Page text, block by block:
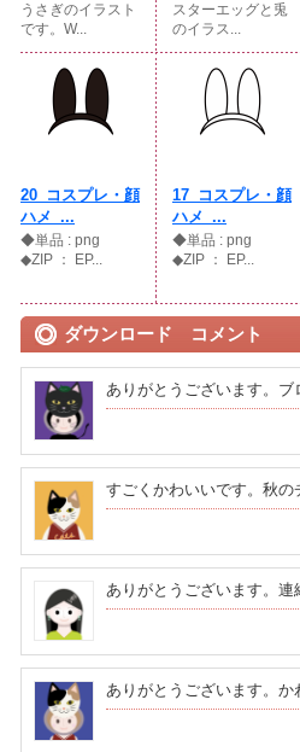
うさぎのイラスト
です。W...
スターエッグと兎
のイラス...
20_コスプレ・顔
ハメ_...
◆単品 : png
◆ZIP ： EP...
17_コスプレ・顔
ハメ_...
◆単品 : png
◆ZIP ： EP...
ダウンロード コメント
ありがとうございます。ブ
すごくかわいいです。秋の
ありがとうございます。連
ありがとうございます。か